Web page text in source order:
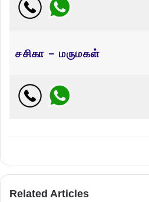
சசிகா – மருமகள்
Related Articles